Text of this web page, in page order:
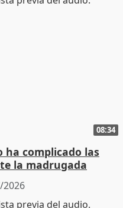
08:34
ha complicado las
la madrugada
2026